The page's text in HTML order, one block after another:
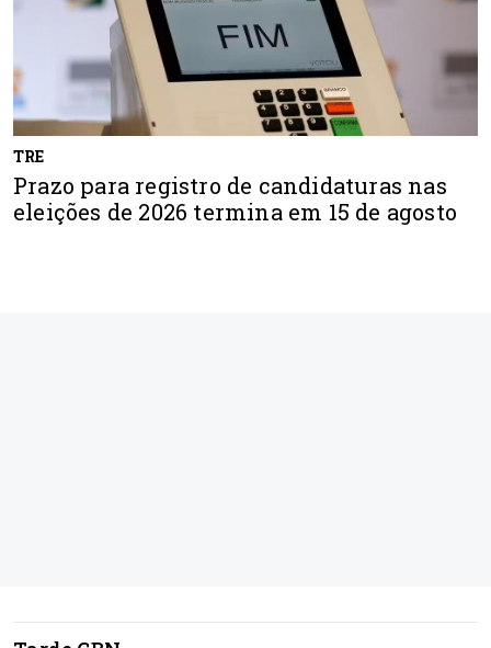
TRE
Prazo para registro de candidaturas nas
eleições de 2026 termina em 15 de agosto